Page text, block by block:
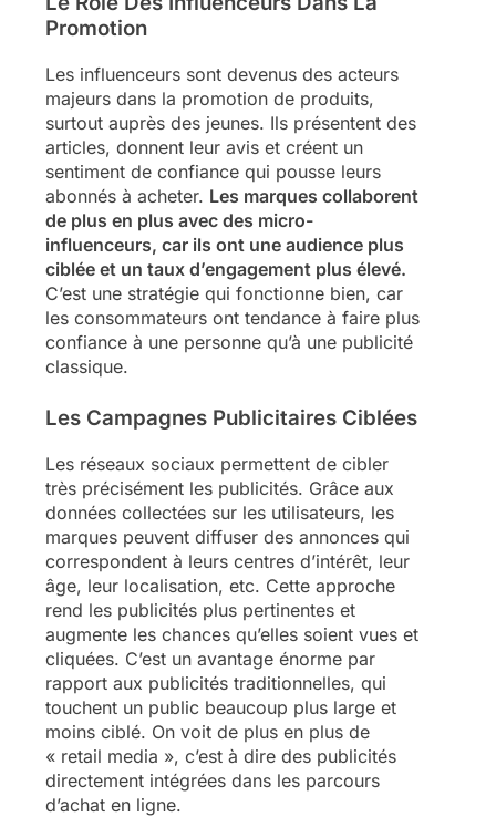
Promotion
Les influenceurs sont devenus des acteurs
majeurs dans la promotion de produits,
surtout auprès des jeunes. Ils présentent des
articles, donnent leur avis et créent un
sentiment de confiance qui pousse leurs
abonnés à acheter. Les marques collaborent
de plus en plus avec des micro-
influenceurs, car ils ont une audience plus
ciblée et un taux d’engagement plus élevé.
C’est une stratégie qui fonctionne bien, car
les consommateurs ont tendance à faire plus
confiance à une personne qu’à une publicité
classique.
Les Campagnes Publicitaires Ciblées
Les réseaux sociaux permettent de cibler
très précisément les publicités. Grâce aux
données collectées sur les utilisateurs, les
marques peuvent diffuser des annonces qui
correspondent à leurs centres d’intérêt, leur
âge, leur localisation, etc. Cette approche
rend les publicités plus pertinentes et
augmente les chances qu’elles soient vues et
cliquées. C’est un avantage énorme par
rapport aux publicités traditionnelles, qui
touchent un public beaucoup plus large et
moins ciblé. On voit de plus en plus de
« retail media », c’est à dire des publicités
directement intégrées dans les parcours
d’achat en ligne.